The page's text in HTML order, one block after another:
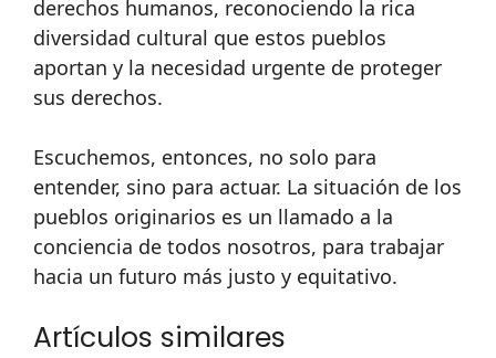
derechos humanos, reconociendo la rica
diversidad cultural que estos pueblos
aportan y la necesidad urgente de proteger
sus derechos.
Escuchemos, entonces, no solo para
entender, sino para actuar. La situación de los
pueblos originarios es un llamado a la
conciencia de todos nosotros, para trabajar
hacia un futuro más justo y equitativo.
Artículos similares